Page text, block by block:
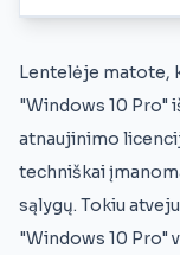
Lentelėje matote,
"Windows 10 Pro"
atnaujinimo
techniškai
sąlygų. Tokiu
"Windows 10 Pro"